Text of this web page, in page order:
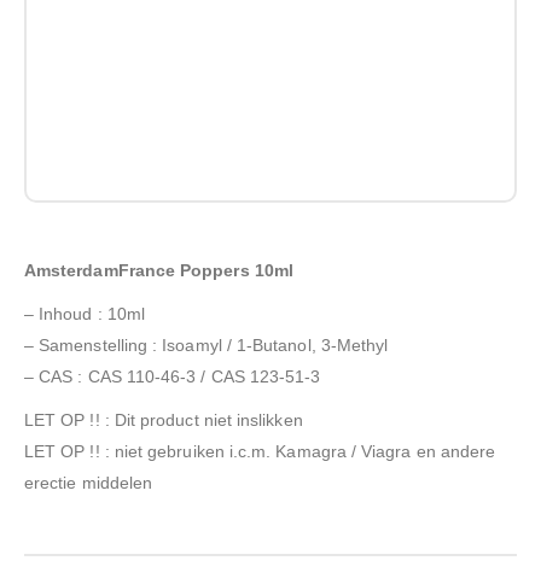
AmsterdamFrance Poppers 10ml
– Inhoud : 10ml
– Samenstelling : Isoamyl / 1-Butanol, 3-Methyl
– CAS : CAS 110-46-3 / CAS 123-51-3
LET OP !! : Dit product niet inslikken
LET OP !! : niet gebruiken i.c.m. Kamagra / Viagra en andere
erectie middelen